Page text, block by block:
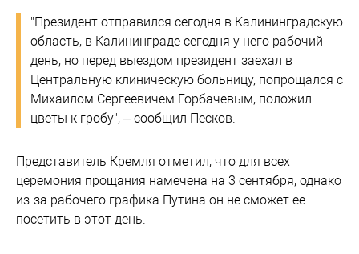
"Президент отправился сегодня в Калининградскую
область, в Калининграде сегодня у него рабочий
день, но перед выездом президент заехал в
Центральную клиническую больницу, попрощался с
Михаилом Сергеевичем Горбачевым, положил
цветы к гробу", – сообщил Песков.
Представитель Кремля отметил, что для всех
церемония прощания намечена на 3 сентября, однако
из-за рабочего графика Путина он не сможет ее
посетить в этот день.